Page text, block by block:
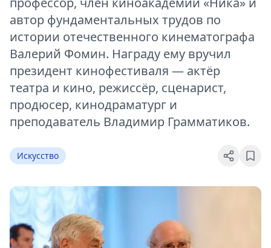
автор фундаментальных трудов по
истории отечественного кинематографа
Валерий Фомин. Награду ему вручил
президент кинофестиваля — актёр
театра и кино, режиссёр, сценарист,
продюсер, кинодраматург и
преподаватель Владимир Грамматиков.
Искусство